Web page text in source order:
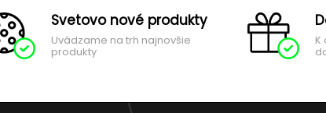
Svetovo nové produkty
Uvádzame na trh najnovšie
produkty
K